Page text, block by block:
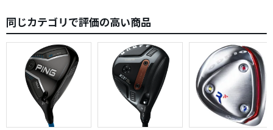
なかなか手に入れるまでにならなかった。今回初めて手に
入れて分かったことは、高い弾道を打つのにあまり苦労し
ないFWの特徴と、狙い通りの弾道を打ちやすいロングアイ
アンの中間で、なるほどみんな使う訳だと勉強になった。
手に入れた910Hというユーティリティがべらぼうに良かっ
た可能性もあるが。
同じカテゴリで評価の高い商品